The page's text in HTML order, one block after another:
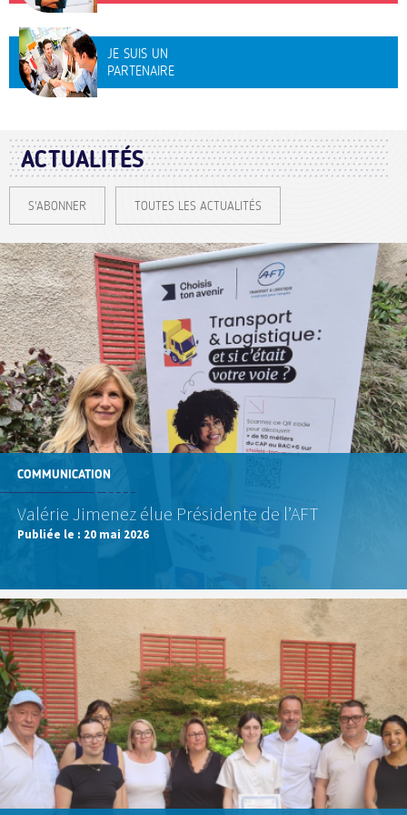
JE SUIS UN
PARTENAIRE
ACTUALITÉS
S'ABONNER TOUTES LES ACTUALITÉS
COMMUNICATION
Valérie Jimenez élue Présidente de l’AFT
Publiée le : 20 mai 2026